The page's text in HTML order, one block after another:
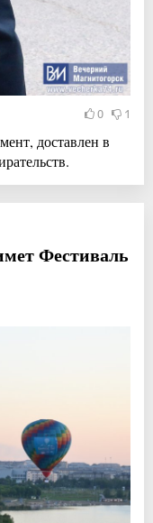
0 1
доставлен в
Фестиваль